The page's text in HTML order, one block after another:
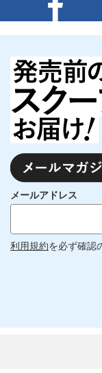
メールアドレス
利用規約を必ず確認